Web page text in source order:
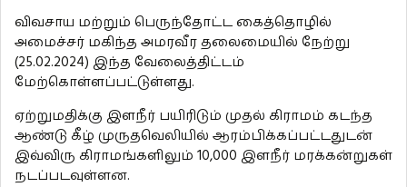
விவசாய மற்றும் பெருந்தோட்ட கைத்தொழில்
அமைச்சர் மகிந்த அமரவீர தலைமையில் நேற்று
(25.02.2024) இந்த வேலைத்திட்டம்
மேற்கொள்ளப்பட்டுள்ளது.
ஏற்றுமதிக்கு இளநீர் பயிரிடும் முதல் கிராமம் கடந்த
ஆண்டு கீழ் முருதவெலியில் ஆரம்பிக்கப்பட்டதுடன்
இவ்விரு கிராமங்களிலும் 10,000 இளநீர் மரக்கன்றுகள்
நடப்படவுள்ளன.